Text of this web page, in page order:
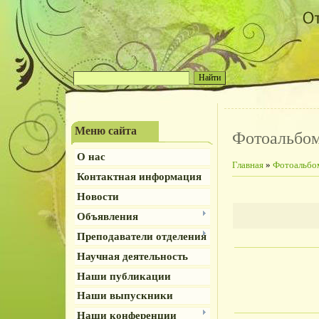
Меню сайта
О нас
Контактная информация
Новости
Объявления
Преподаватели отделения
Научная деятельность
Наши публикации
Наши выпускники
Наши конференции
Главная »